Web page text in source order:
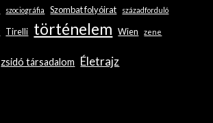
szociográfia Szombat folyóirat századforduló
Tirelli történelem Wien zene
zsidó társadalom Életrajz